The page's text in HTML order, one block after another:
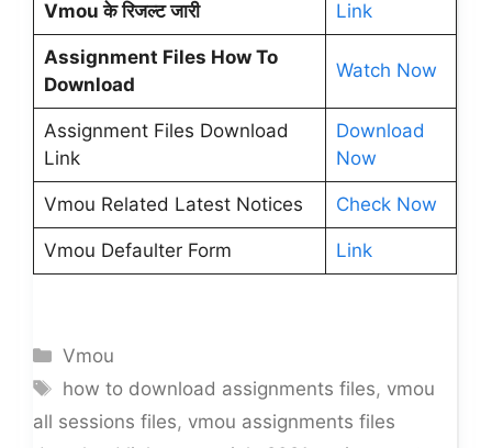
Vmou के रिजल्ट जारी Link
Assignment Files How To
Download
Watch Now
Assignment Files Download
Link
Download
Now
Vmou Related Latest Notices Check Now
Vmou Defaulter Form Link
Categories
Vmou
Tags
how to download assignments files, vmou
all sessions files, vmou assignments files